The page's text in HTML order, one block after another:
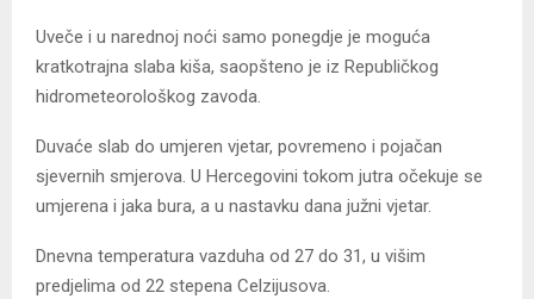
Uveče i u narednoj noći samo ponegdje je moguća
kratkotrajna slaba kiša, saopšteno je iz Republičkog
hidrometeorološkog zavoda.
Duvaće slab do umjeren vjetar, povremeno i pojačan
sjevernih smjerova. U Hercegovini tokom jutra očekuje se
umjerena i jaka bura, a u nastavku dana južni vjetar.
Dnevna temperatura vazduha od 27 do 31, u višim
predjelima od 22 stepena Celzijusova.